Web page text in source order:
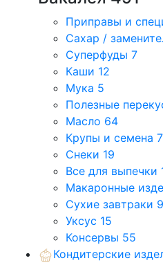
Приправы и
Сахар /
Суперфуды 7
Каши 12
Мука 5
Полезные
Масло 64
Крупы и семена
Снеки 19
Все для выпечки
Макаронные
Сухие завтраки 9
Уксус 15
Консервы 55
Кондитерские